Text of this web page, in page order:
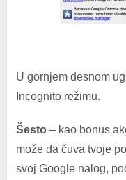
U gornjem desnom
Incognito režimu.
Šesto– kao bonus
može da čuva tvoje
svoj Google nalog,